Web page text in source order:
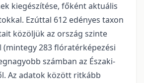
kiegészítése, főként aktuális
Ezúttal 612 edényes taxon
közöljük az ország szinte
(mintegy 283 flóratérképezési
számban az Északi-
Az adatok között ritkább